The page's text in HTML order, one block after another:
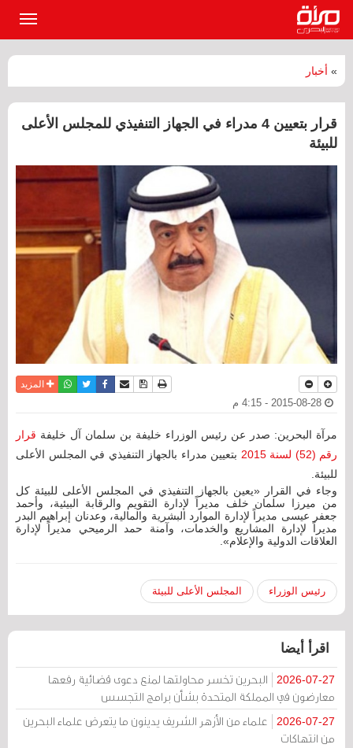
» أخبار
قرار بتعيين 4 مدراء في الجهاز التنفيذي للمجلس الأعلى
للبيئة
نسخة للطباعة
حفظ الموضوع
أرسل الى صديق
فيسبوكتويترواتسابالمزيد
مرآة البحرين: صدر عن رئيس الوزراء خليفة بن سلمان آل خليفة قرار
رقم (52) لسنة 2015
بتعيين مدراء بالجهاز التنفيذي في المجلس الأعلى
للبيئة.
وجاء في القرار «يعين بالجهاز التنفيذي في المجلس الأعلى للبيئة كل
من ميرزا سلمان خلف مديراً لإدارة التقويم والرقابة البيئية، وأحمد
جعفر عيسى مديراً لإدارة الموارد البشرية والمالية، وعدنان إبراهيم البدر
مديراً لإدارة المشاريع والخدمات، وآمنة حمد الرميحي مديراً لإدارة
العلاقات الدولية والإعلام».
رئيس الوزراء المجلس الأعلى للبيئة
اقرأ أيضا
2026-07-27
البحرين تخسر محاولتها لمنع دعوى قضائية رفعها
معارضون في المملكة المتحدة بشأن برامج التجسس
2026-07-27
علماء من الأزهر الشريف يدينون ما يتعرض علماء البحرين
من انتهاكات